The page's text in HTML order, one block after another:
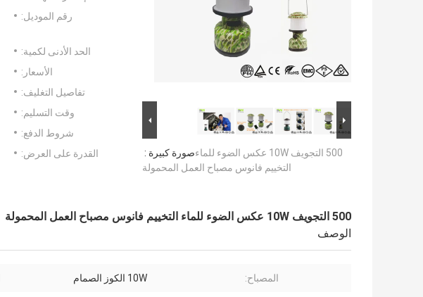
صورة كبيرة :500 التجويف 10W عكس الضوء للماء
التخييم فانوس مصباح العمل المحمولة
رقم الموديل:
الحد الأدنى لكمية:
الأسعار:
تفاصيل التغليف:
وقت التسليم:
شروط الدفع:
القدرة على العرض:
500 التجويف 10W عكس الضوء للماء التخييم فانوس مصباح العمل المحمولة
الوصف
المصباح: 10W الكوز الصمام